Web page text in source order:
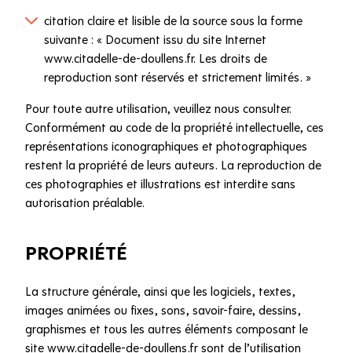
citation claire et lisible de la source sous la forme
suivante : « Document issu du site Internet
www.citadelle-de-doullens.fr. Les droits de
reproduction sont réservés et strictement limités. »
Pour toute autre utilisation, veuillez nous consulter.
Conformément au code de la propriété intellectuelle, ces
représentations iconographiques et photographiques
restent la propriété de leurs auteurs. La reproduction de
ces photographies et illustrations est interdite sans
autorisation préalable.
PROPRIÉTÉ
La structure générale, ainsi que les logiciels, textes,
images animées ou fixes, sons, savoir-faire, dessins,
graphismes et tous les autres éléments composant le
site www.citadelle-de-doullens.fr sont de l’utilisation